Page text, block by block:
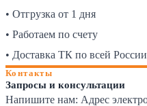
• Отгрузка от 1 дня
• Работаем по счету
• Доставка ТК по всей России
Контакты
Запросы и консультации
Напишите нам: Адрес